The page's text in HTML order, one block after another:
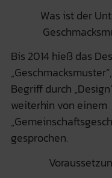
Was ist der
Bis 2014 hieß das
Begriff durch
weiterhin von einem
gesprochen.